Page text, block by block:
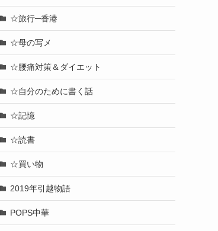
☆旅行─香港
☆母の写メ
☆腰痛対策＆ダイエット
☆自分のために書く話
☆記憶
☆読書
☆買い物
2019年引越物語
POPS中華